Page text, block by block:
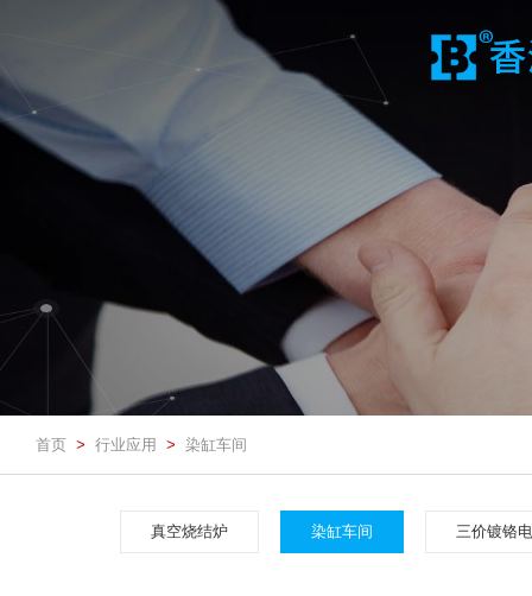
首页 > 行业应用 > 染缸车间
真空烧结炉 染缸车间 三价镀铬